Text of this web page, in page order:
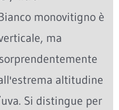
monovitigno è
ma
altitudine
Si distingue per